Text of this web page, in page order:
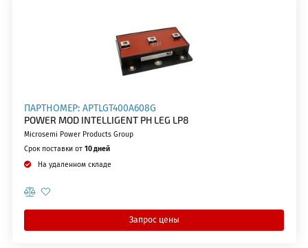
ПАРТНОМЕР: APTLGT400A608G
POWER MOD INTELLIGENT PH LEG LP8
Microsemi Power Products Group
Срок поставки от 10 дней
На удаленном складе
Запрос цены